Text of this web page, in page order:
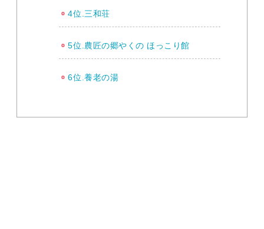
4位.三和荘
5位.農匠の郷やくの ほっこり館
6位.養老の湯